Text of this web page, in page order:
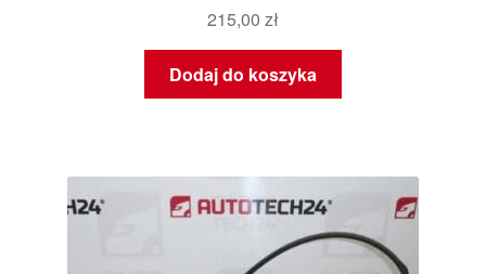
215,00 zł
Dodaj do koszyka